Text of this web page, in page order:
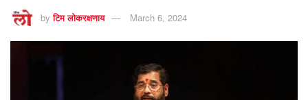
by टिम लोकरक्षणाय March 6, 2024